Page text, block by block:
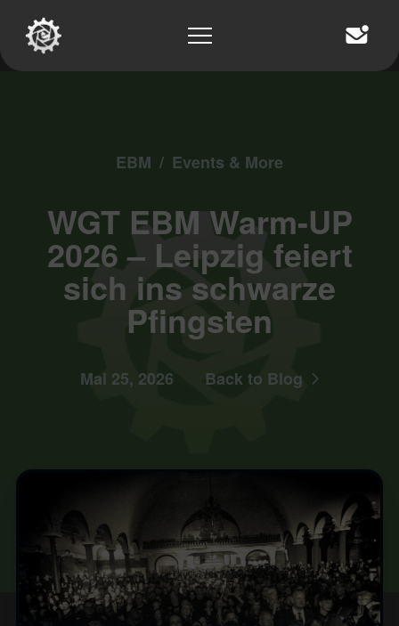
EBM / Events & More
WGT EBM Warm-UP
2026 – Leipzig feiert
sich ins schwarze
Pfingsten
Mai 25, 2026 Back to Blog